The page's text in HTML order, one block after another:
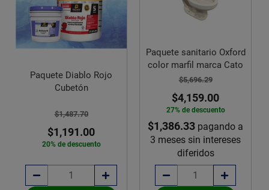
Paquete Diablo Rojo
Cubetón
$1,487.70
$1,191.00
20% de descuento
Paquete sanitario Oxford
color marfil marca Cato
$5,696.29
$4,159.00
27% de descuento
$1,386.33 pagando a
3 meses sin intereses
diferidos